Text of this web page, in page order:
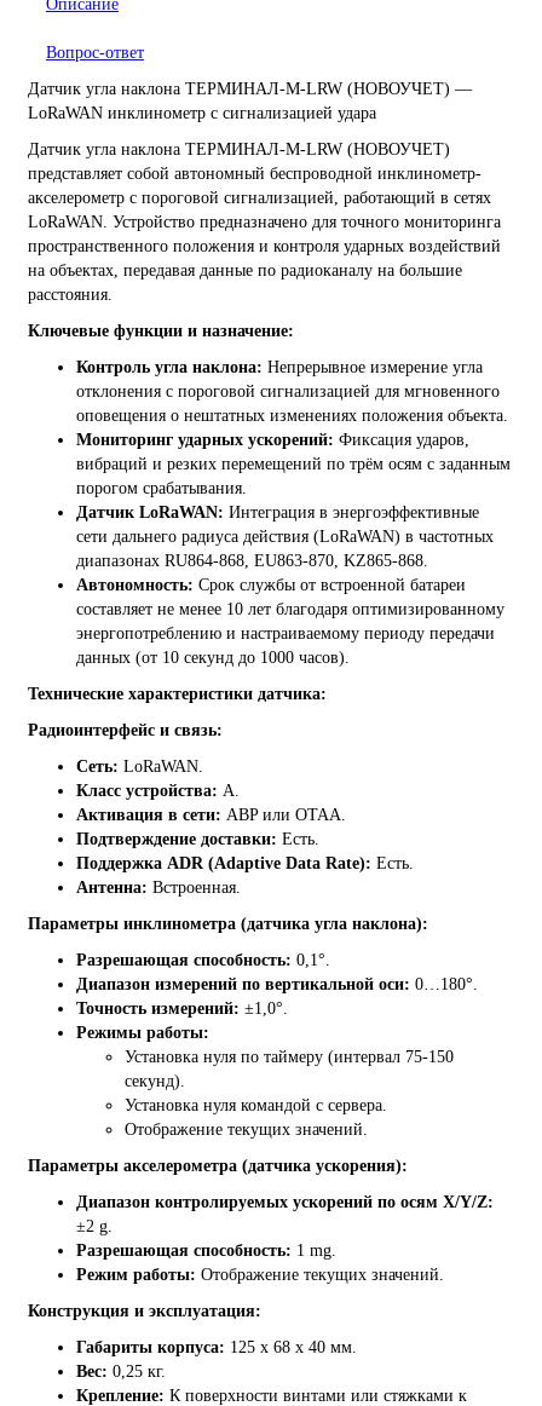
Описание
Вопрос-ответ
Датчик угла наклона ТЕРМИНАЛ-М-LRW (НОВОУЧЕТ) —
LoRaWAN инклинометр с сигнализацией удара
Датчик угла наклона ТЕРМИНАЛ-М-LRW (НОВОУЧЕТ)
представляет собой автономный беспроводной инклинометр-
акселерометр с пороговой сигнализацией, работающий в сетях
LoRaWAN. Устройство предназначено для точного мониторинга
пространственного положения и контроля ударных воздействий
на объектах, передавая данные по радиоканалу на большие
расстояния.
Ключевые функции и назначение:
Контроль угла наклона: Непрерывное измерение угла
отклонения с пороговой сигнализацией для мгновенного
оповещения о нештатных изменениях положения объекта.
Мониторинг ударных ускорений: Фиксация ударов,
вибраций и резких перемещений по трём осям с заданным
порогом срабатывания.
Датчик LoRaWAN: Интеграция в энергоэффективные
сети дальнего радиуса действия (LoRaWAN) в частотных
диапазонах RU864-868, EU863-870, KZ865-868.
Автономность: Срок службы от встроенной батареи
составляет не менее 10 лет благодаря оптимизированному
энергопотреблению и настраиваемому периоду передачи
данных (от 10 секунд до 1000 часов).
Технические характеристики датчика:
Радиоинтерфейс и связь:
Сеть: LoRaWAN.
Класс устройства: A.
Активация в сети: ABP или OTAA.
Подтверждение доставки: Есть.
Поддержка ADR (Adaptive Data Rate): Есть.
Антенна: Встроенная.
Параметры инклинометра (датчика угла наклона):
Разрешающая способность: 0,1°.
Диапазон измерений по вертикальной оси: 0…180°.
Точность измерений: ±1,0°.
Режимы работы:
Установка нуля по таймеру (интервал 75-150
секунд).
Установка нуля командой с сервера.
Отображение текущих значений.
Параметры акселерометра (датчика ускорения):
Диапазон контролируемых ускорений по осям X/Y/Z:
±2 g.
Разрешающая способность: 1 mg.
Режим работы: Отображение текущих значений.
Конструкция и эксплуатация:
Габариты корпуса: 125 x 68 x 40 мм.
Вес: 0,25 кг.
Крепление: К поверхности винтами или стяжками к